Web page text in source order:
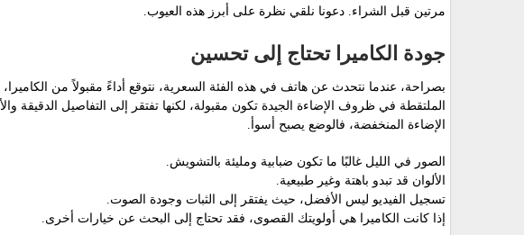
مرتين قبل الشراء. دعونا نلقي نظرة على أبرز هذه العيوب.
جودة الكاميرا تحتاج إلى تحسين
الملتقطة في ظروف الإضاءة الجيدة تكون مقبولة، لكنها تفتقر إلى التفاصيل الدقيقة
الإضاءة المنخفضة، فالوضع يصبح أسوأ.
الصور في الليل غالبًا ما تكون ضبابية ومليئة بالتشويش.
الألوان قد تبدو باهتة وغير طبيعية.
تسجيل الفيديو ليس الأفضل، حيث يفتقر إلى الثبات وجودة الصوت.
إذا كانت الكاميرا هي أولويتك القصوى، فقد تحتاج إلى البحث عن خيارات أخرى.